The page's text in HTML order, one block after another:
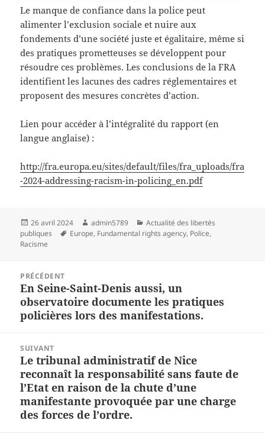
Le manque de confiance dans la police peut
alimenter l’exclusion sociale et nuire aux
fondements d’une société juste et égalitaire, même si
des pratiques prometteuses se développent pour
résoudre ces problèmes. Les conclusions de la FRA
identifient les lacunes des cadres réglementaires et
proposent des mesures concrètes d’action.
Lien pour accéder à l’intégralité du rapport (en
langue anglaise) :
http://fra.europa.eu/sites/default/files/fra_uploads/fra
-2024-addressing-racism-in-policing_en.pdf
Publié
le
26 avril 2024 Auteur
admin5789 Catégories
Actualité des libertés
publiques
Mots-
Europe, Fundamental rights agency, Police,
Racisme
l’article
PRÉCÉDENT
Article
précédent :
En Seine-Saint-Denis aussi, un
observatoire documente les pratiques
policières lors des manifestations.
SUIVANT
Article
suivant :
Le tribunal administratif de Nice
reconnaît la responsabilité sans faute de
l’Etat en raison de la chute d’une
manifestante provoquée par une charge
des forces de l’ordre.